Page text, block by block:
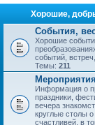
Хорошие,
События,
Хорошие
событий,
Темы: 211
Информация о
праздники,
вечера
круглые столы
счастливей, в